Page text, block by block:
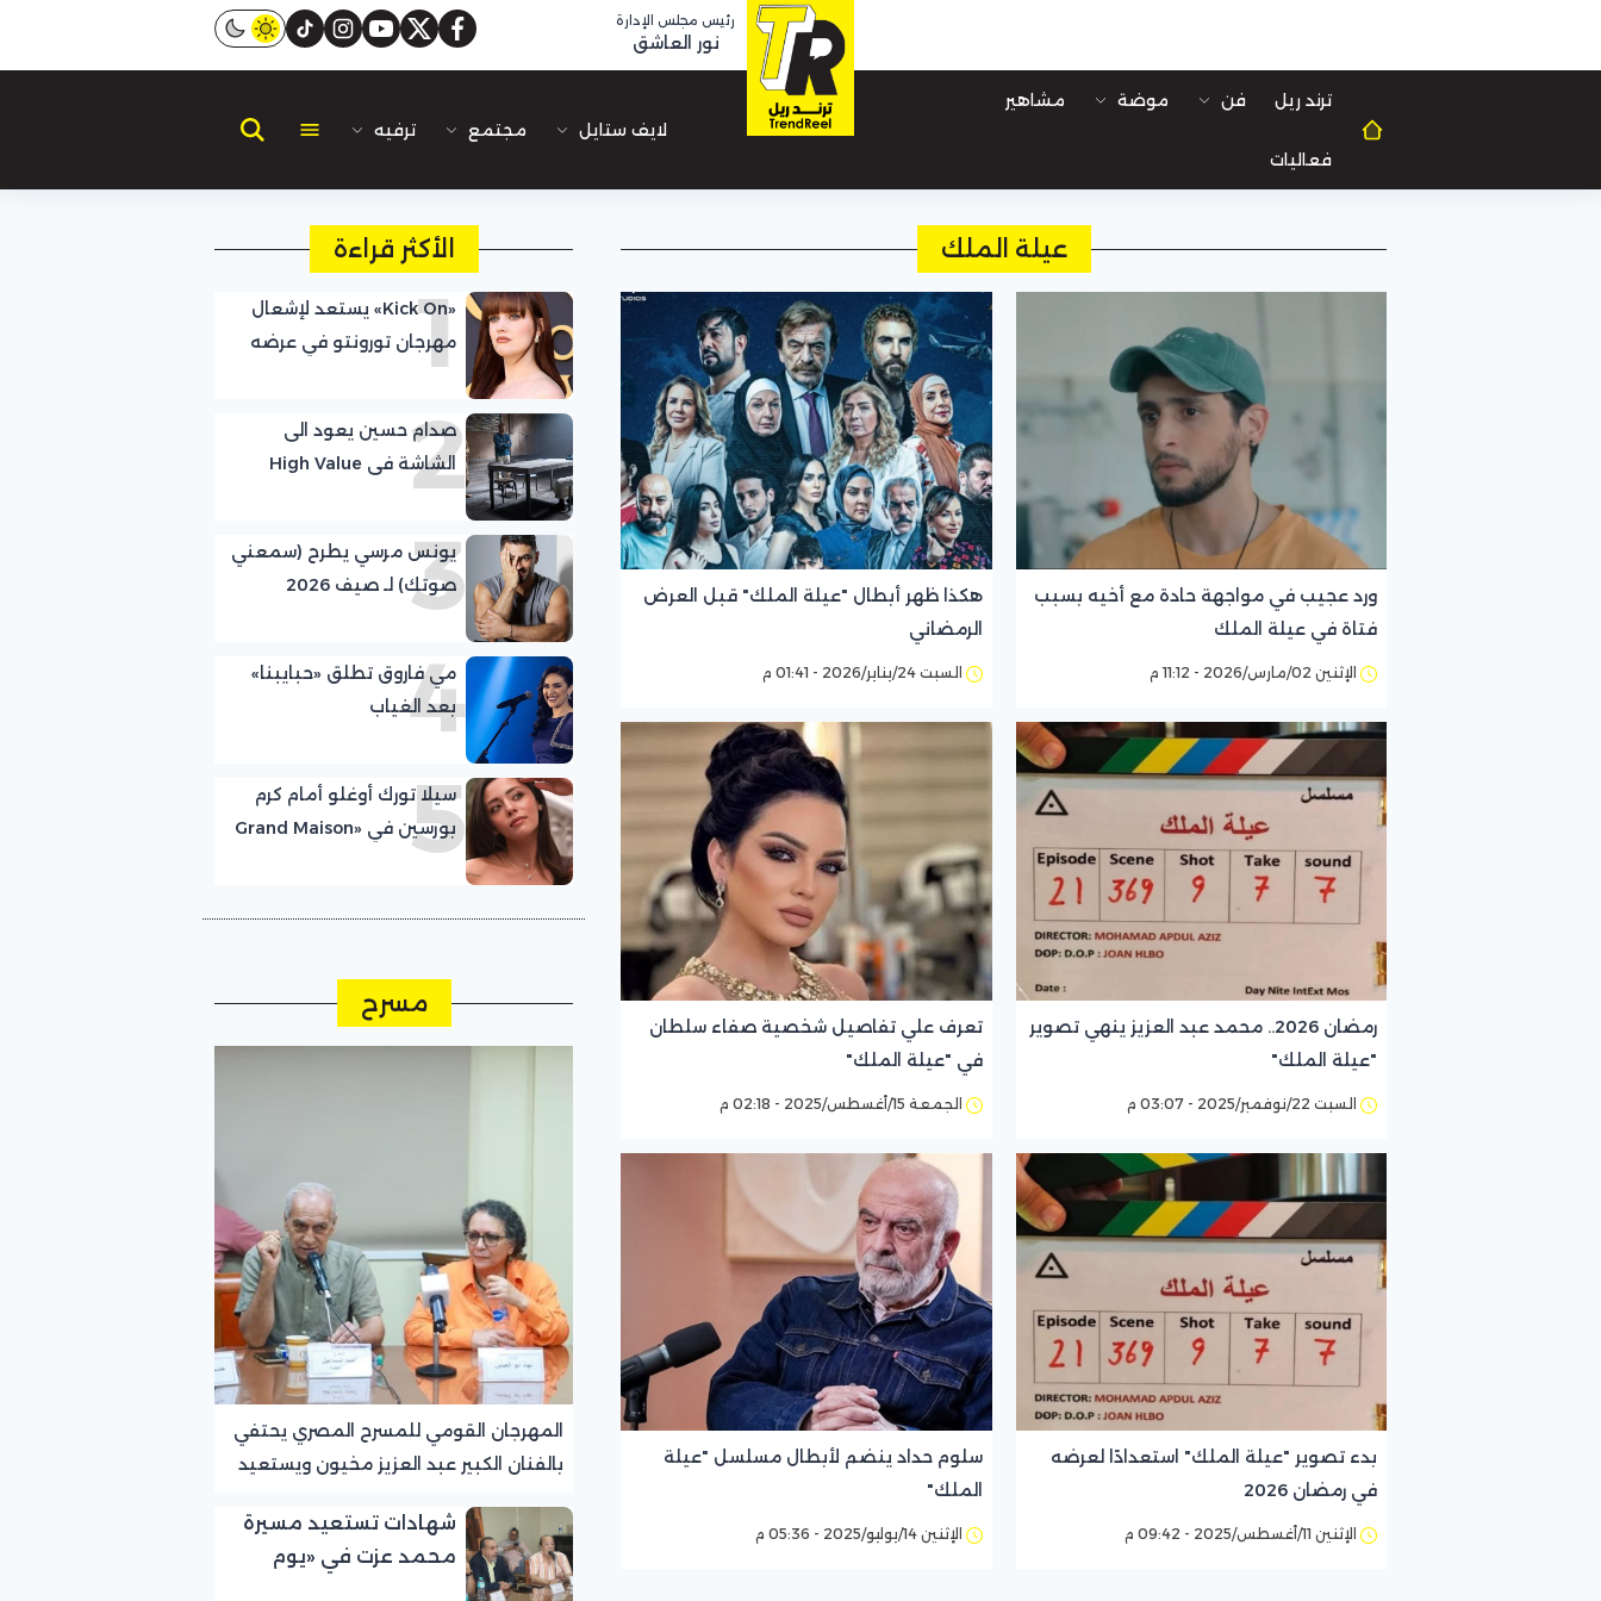
رئيس مجلس الإدارة
نور العاشق facebook
twitter
youtube
instagram
tiktok
ترند ريل فن موضة مشاهير
فعاليات
لايف ستايل مجتمع ترفيه
عيلة الملك
ورد عجيب في مواجهة حادة مع أخيه بسبب
فتاة في عيلة الملك
الإثنين 02/مارس/2026 - 11:12 م
هكذا ظهر أبطال "عيلة الملك" قبل العرض
الرمضاني
السبت 24/يناير/2026 - 01:41 م
رمضان 2026.. محمد عبد العزيز ينهي تصوير
"عيلة الملك"
السبت 22/نوفمبر/2025 - 03:07 م
تعرف علي تفاصيل شخصية صفاء سلطان
في "عيلة الملك"
الجمعة 15/أغسطس/2025 - 02:18 م
بدء تصوير "عيلة الملك" استعدادًا لعرضه
في رمضان 2026
الإثنين 11/أغسطس/2025 - 09:42 م
سلوم حداد ينضم لأبطال مسلسل "عيلة
الملك"
الإثنين 14/يوليو/2025 - 05:36 م
الأكثر قراءة
1
«Kick On» يستعد لإشعال
مهرجان تورونتو في عرضه
2
صدام حسين يعود الى
الشاشة فى High Value
3
يونس مرسي يطرح (سمعني
صوتك) لـ صيف 2026
4
مي فاروق تطلق «حبايبنا»
بعد الغياب
5
سيلا تورك أوغلو أمام كرم
بورسين في «Grand Maison
مسرح
المهرجان القومي للمسرح المصري يحتفي
بالفنان الكبير عبد العزيز مخيون ويستعيد
شهادات تستعيد مسيرة
محمد عزت في «يوم